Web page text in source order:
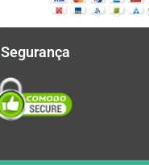
Segurança